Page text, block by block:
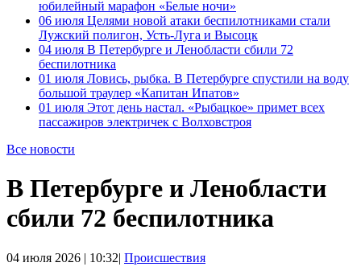
юбилейный марафон «Белые ночи»
06 июля Целями новой атаки беспилотниками стали
Лужский полигон, Усть-Луга и Высоцк
04 июля В Петербурге и Ленобласти сбили 72
беспилотника
01 июля Ловись, рыбка. В Петербурге спустили на воду
большой траулер «Капитан Ипатов»
01 июля Этот день настал. «Рыбацкое» примет всех
пассажиров электричек с Волховстроя
Все новости
В Петербурге и Ленобласти
сбили 72 беспилотника
04 июля 2026 | 10:32| Происшествия